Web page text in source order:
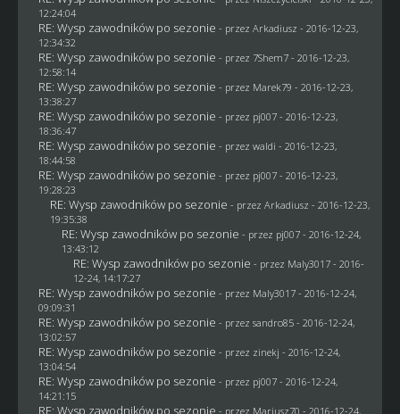
12:24:04
RE: Wysp zawodników po sezonie - przez Arkadiusz - 2016-12-23,
12:34:32
RE: Wysp zawodników po sezonie - przez 7Shem7- 2016-12-23,
12:58:14
RE: Wysp zawodników po sezonie - przez Marek79 - 2016-12-23,
13:38:27
RE: Wysp zawodników po sezonie - przez pj007- 2016-12-23,
18:36:47
RE: Wysp zawodników po sezonie - przez waldi - 2016-12-23,
18:44:58
RE: Wysp zawodników po sezonie - przez pj007- 2016-12-23,
19:28:23
RE: Wysp zawodników po sezonie - przez Arkadiusz - 2016-12-23,
19:35:38
RE: Wysp zawodników po sezonie - przez pj007- 2016-12-24,
13:43:12
RE: Wysp zawodników po sezonie - przez Maly3017- 2016-
12-24, 14:17:27
RE: Wysp zawodników po sezonie - przez Maly3017- 2016-12-24,
09:09:31
RE: Wysp zawodników po sezonie - przez sandro85- 2016-12-24,
13:02:57
RE: Wysp zawodników po sezonie - przez zinekj - 2016-12-24,
13:04:54
RE: Wysp zawodników po sezonie - przez pj007- 2016-12-24,
14:21:15
RE: Wysp zawodników po sezonie - przez Mariusz70 - 2016-12-24,